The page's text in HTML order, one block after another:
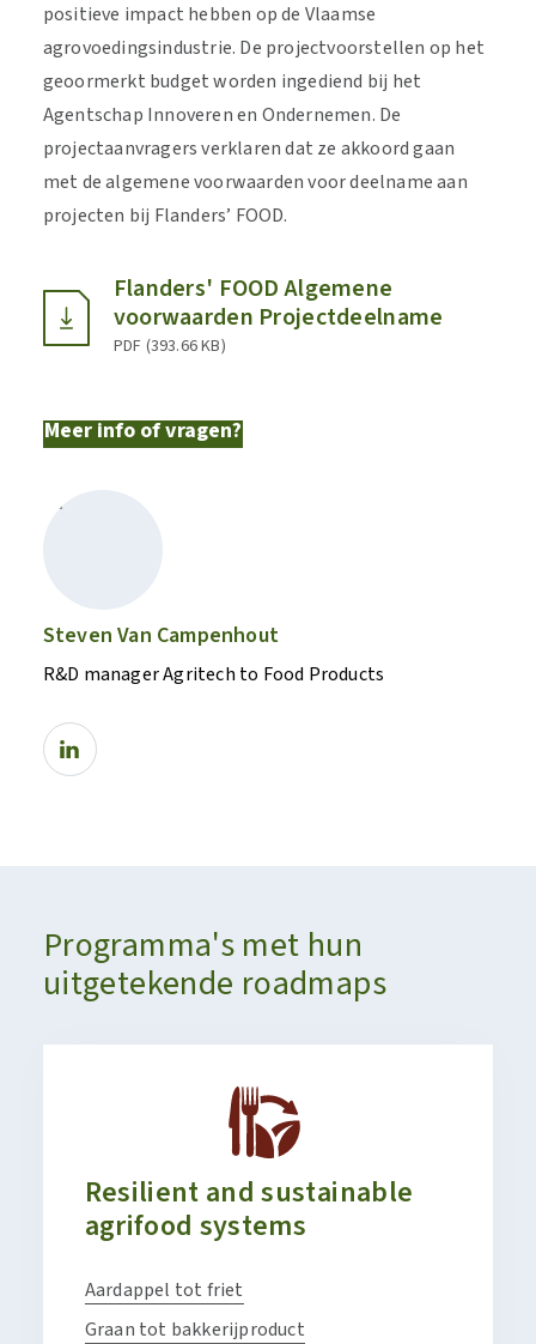
positieve impact hebben op de Vlaamse
agrovoedingsindustrie. De projectvoorstellen op het
geoormerkt budget worden ingediend bij het
Agentschap Innoveren en Ondernemen. De
projectaanvragers verklaren dat ze akkoord gaan
met de algemene voorwaarden voor deelname aan
projecten bij Flanders’ FOOD.
Flanders' FOOD Algemene
voorwaarden Projectdeelname
PDF (393.66 KB)
Meer info of vragen?
Steven Van Campenhout
R&D manager Agritech to Food Products
Programma's met hun
uitgetekende roadmaps
Resilient and sustainable
agrifood systems
Aardappel tot friet
Graan tot bakkerijproduct